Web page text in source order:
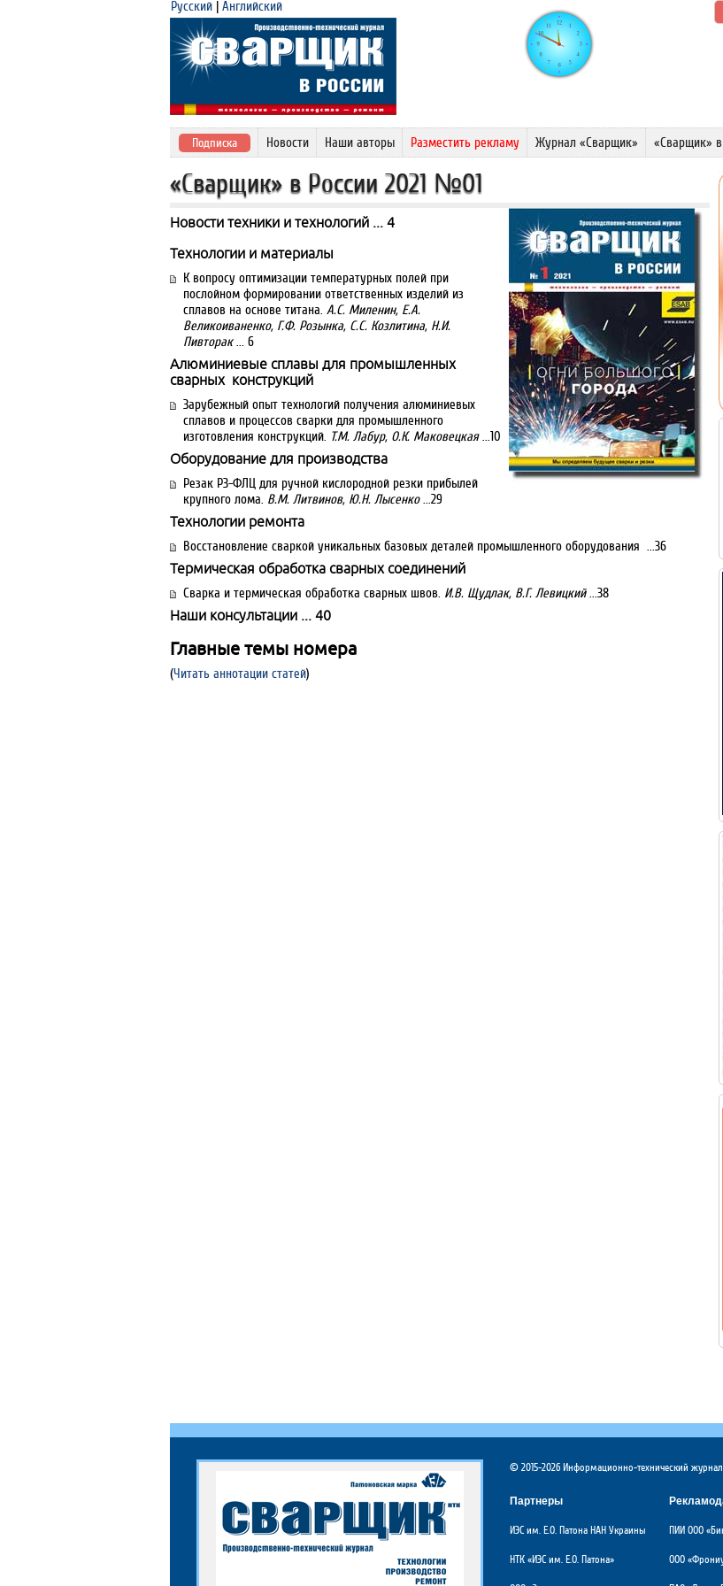
Русский Английский
Подписка Новости Наши авторы Разместить рекламу Журнал «Сварщик» «Сварщик»
«Сварщик» в России 2021 №01
Новости техники и технологий ... 4
Технологии и материалы
К вопросу оптимизации температурных полей при
послойном формировании ответственных изделий из
сплавов на основе титана. А.С. Миленин, Е.А.
Великоиваненко, Г.Ф. Розынка, С.С. Козлитина, Н.И.
Пивторак... 6
Алюминиевые сплавы для промышленных
сварных конструкций
Зарубежный опыт технологий получения алюминиевых
сплавов и процессов сварки для промышленного
изготовления конструкций. Т.М. Лабур, О.К. Маковецкая...10
Оборудование для производства
Резак Р3-ФЛЦ для ручной кислородной резки прибылей
крупного лома. В.М. Литвинов, Ю.Н. Лысенко...29
Технологии ремонта
Восстановление сваркой уникальных базовых деталей промышленного оборудования ...36
Термическая обработка сварных соединений
Сварка и термическая обработка сварных швов. И.В. Щудлак, В.Г. Левицкий...38
Наши консультации ... 40
Главные темы номера
(Читать аннотации статей)
© 2015-2026 Информационно-технический
Партнеры
ИЭС им. Е.О. Патона НАН Украины
НТК «ИЭС им. Е.О. Патона»
ПИИ ООО
ООО